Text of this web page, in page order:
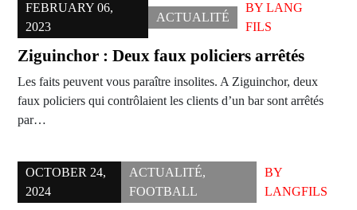
FEBRUARY 06,
2023
ACTUALITÉ
BYLANG
FILS
Ziguinchor : Deux faux policiers arrêtés
Les faits peuvent vous paraître insolites. A Ziguinchor, deux
faux policiers qui contrôlaient les clients d’un bar sont arrêtés
par…
OCTOBER 24,
2024
ACTUALITÉ,
FOOTBALL
BY
LANGFILS